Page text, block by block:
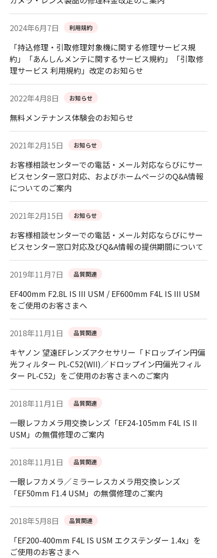
2024年6月7日 利用規約
「持込修理・引取修理対象機に関する修理サービス規
約」「あんしんメンテに関するサービス規約」「引取修
理サービス 利用規約」改定のお知らせ
2022年4月8日 お知らせ
無料メンテナンス体験会のお知らせ
2021年2月15日 お知らせ
お客様相談センターでの電話・メール対応ならびにサー
ビスセンター窓口対応、およびホームページのQ&A情報
についてのご案内
2021年2月15日 お知らせ
お客様相談センターでの電話・メール対応ならびにサー
ビスセンター窓口対応及びQ&A情報の提供期間について
2019年11月7日 品質関連
EF400mm F2.8L IS III USM / EF600mm F4L IS III USM
をご使用のお客さまへ
2018年11月1日 品質関連
キヤノン 望遠EFレンズアクセサリー「ドロップイン円偏
光フィルター PL-C52(WII)／ドロップイン円偏光フィル
ター PL-C52」をご使用のお客さまへのご案内
2018年11月1日 品質関連
一眼レフカメラ用交換レンズ「EF24-105mm F4L IS II
USM」の無償修理のご案内
2018年11月1日 品質関連
一眼レフカメラ／ミラーレスカメラ用交換レンズ
「EF50mm F1.4 USM」の無償修理のご案内
2018年5月8日 品質関連
「EF200-400mm F4L IS USM エクステンダー 1.4x」を
ご使用のお客さまへ